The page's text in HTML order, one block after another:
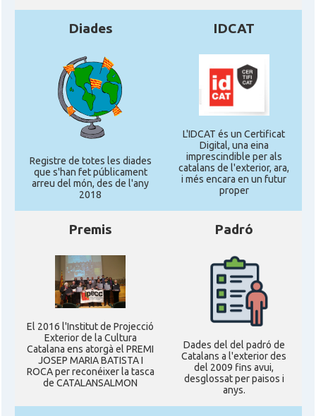
Diades
Registre de totes les diades
que s'han fet públicament
arreu del món, des de l'any
2018
IDCAT
L'IDCAT és un Certificat
Digital, una eina
imprescindible per als
catalans de l'exterior, ara,
i més encara en un futur
proper
Premis
El 2016 l'Institut de Projecció
Exterior de la Cultura
Catalana ens atorgà el PREMI
JOSEP MARIA BATISTA I
ROCA per reconéixer la tasca
de CATALANSALMON
Padró
Dades del del padró de
Catalans a l'exterior des
del 2009 fins avui,
desglossat per paisos i
anys.